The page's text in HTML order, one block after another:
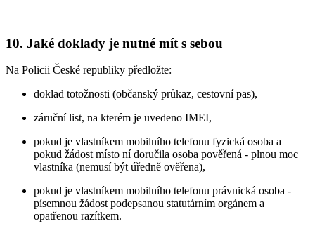
10. Jaké doklady je nutné mít s sebou
Na Policii České republiky předložte:
doklad totožnosti (občanský průkaz, cestovní pas),
záruční list, na kterém je uvedeno IMEI,
pokud je vlastníkem mobilního telefonu fyzická osoba a
pokud žádost místo ní doručila osoba pověřená - plnou moc
vlastníka (nemusí být úředně ověřena),
pokud je vlastníkem mobilního telefonu právnická osoba -
písemnou žádost podepsanou statutárním orgánem a
opatřenou razítkem.